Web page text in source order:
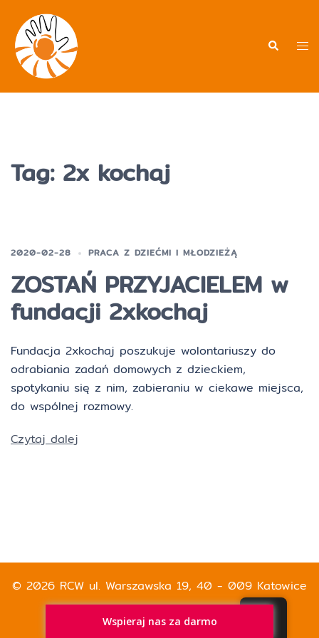
treści
Tag: 2x kochaj
2020-02-28 PRACA Z DZIEĆMI I MŁODZIEŻĄ
ZOSTAŃ PRZYJACIELEM w
fundacji 2xkochaj
Fundacja 2xkochaj poszukuje wolontariuszy do
odrabiania zadań domowych z dzieckiem,
spotykaniu się z nim, zabieraniu w ciekawe miejsca,
do wspólnej rozmowy.
Czytaj dalej
© 2026 RCW ul. Warszawska 19, 40 - 009 Katowice
Wspieraj nas za darmo